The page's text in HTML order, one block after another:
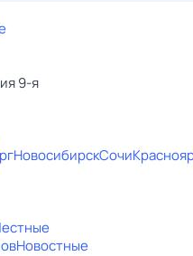
9-я
НовосибирскСочи
Новостные